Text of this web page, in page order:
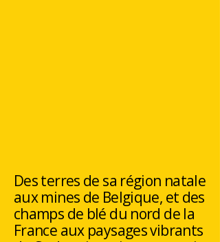
Des terres de sa région natale
aux mines de Belgique, et des
champs de blé du nord de la
France aux paysages vibrants